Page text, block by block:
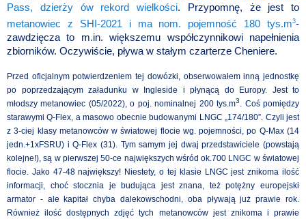
Pass, dzierży ów rekord wielkości. Przypomnę, że jest to
metanowiec z SHI-2021 i ma nom. pojemność 180 tys.m3-
zawdzięcza to m.in. większemu współczynnikowi napełnienia
zbiorników. Oczywiście, pływa w stałym czarterze Cheniere.
Przed oficjalnym potwierdzeniem tej dowózki, obserwowałem inną jednostkę
po poprzedzającym załadunku w Ingleside i płynącą do Europy. Jest to
młodszy metanowiec (05/2022), o poj. nominalnej 200 tys.m3. Coś pomiędzy
starawymi Q-Flex, a masowo obecnie budowanymi LNGC „174/180”. Czyli jest
z 3-ciej klasy metanowców w światowej flocie wg. pojemności, po Q-Max (14
jedn.+1xFSRU) i Q-Flex (31). Tym samym jej dwaj przedstawiciele (powstają
kolejne!), są w pierwszej 50-ce największych wśród ok.700 LNGC w światowej
flocie. Jako 47-48 największy! Niestety, o tej klasie LNGC jest znikoma ilość
informacji, choć stocznia je budująca jest znana, też potężny europejski
armator - ale kapitał chyba dalekowschodni, oba pływają już prawie rok.
Również ilość dostępnych zdjęć tych metanowców jest znikoma i prawie